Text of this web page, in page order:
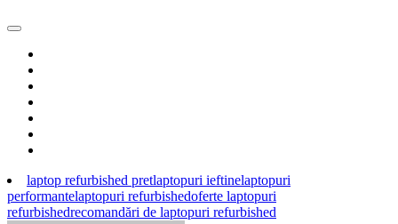
laptop refurbished pretlaptopuri ieftinelaptopuri
performantelaptopuri refurbishedoferte laptopuri
refurbishedrecomandări de laptopuri refurbished